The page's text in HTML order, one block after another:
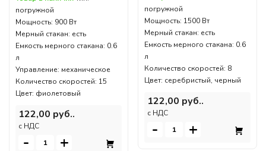
погружной
Мощность: 900 Вт
Мерный стакан: есть
Емкость мерного стакана: 0.6
л
Управление: механическое
Количество скоростей: 15
Цвет: фиолетовый
122,00 руб..
c НДС
- +
погружной
Мощность: 1500 Вт
Мерный стакан: есть
Емкость мерного стакана: 0.6
л
Количество скоростей: 8
Цвет: серебристый, черный
122,00 руб..
c НДС
- +